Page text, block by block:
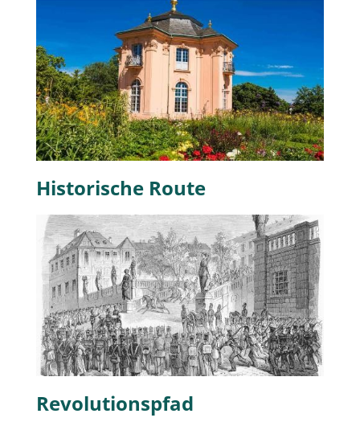
Historische Route
Revolutionspfad